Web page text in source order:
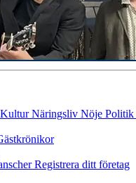
KulturNäringsliv Nöje Politik
Registrera ditt företag